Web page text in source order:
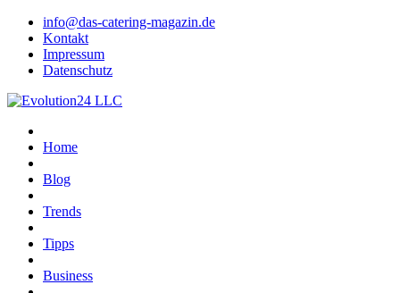
info@das-catering-magazin.de
Kontakt
Impressum
Datenschutz
Home
Blog
Trends
Tipps
Business